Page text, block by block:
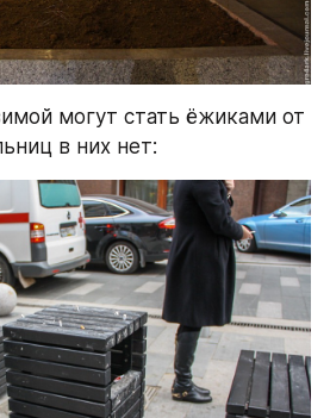
могут стать ёжиками от
в них нет: